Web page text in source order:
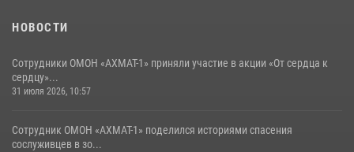
НОВОСТИ
Сотрудники ОМОН «АХМАТ-1» приняли участие в акции «От сердца к
сердцу»...
31 июля 2026, 10:57
Сотрудник ОМОН «АХМАТ-1» поделился историями спасения
сослуживцев в зо...